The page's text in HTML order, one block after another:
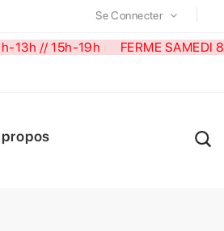
Se Connecter
13h // 15h-19h FERME SAMEDI 8